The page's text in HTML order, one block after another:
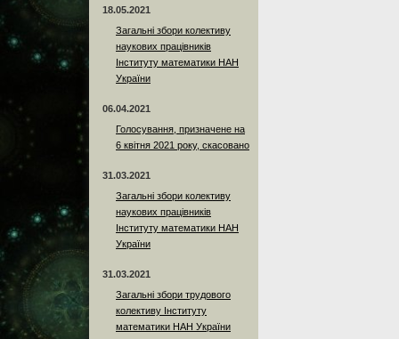
18.05.2021
Загальні збори колективу
наукових працівників
Інституту математики НАН
України
06.04.2021
Голосування, призначене на
6 квітня 2021 року, скасовано
31.03.2021
Загальні збори колективу
наукових працівників
Інституту математики НАН
України
31.03.2021
Загальні збори трудового
колективу Інституту
математики НАН України